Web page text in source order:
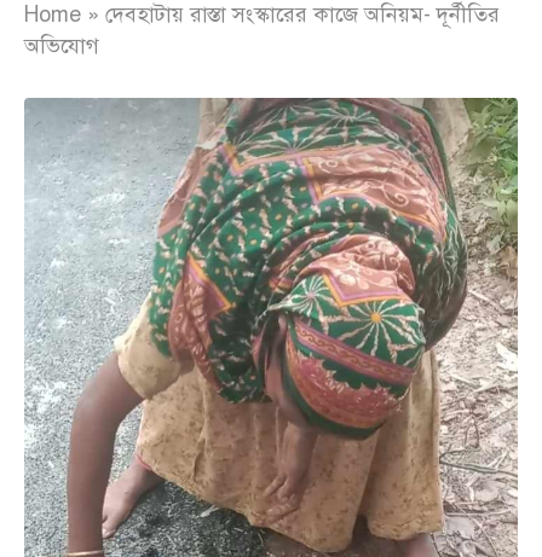
Home » দেবহাটায় রাস্তা সংস্কারের কাজে অনিয়ম- দূর্নীতির
অভিযোগ